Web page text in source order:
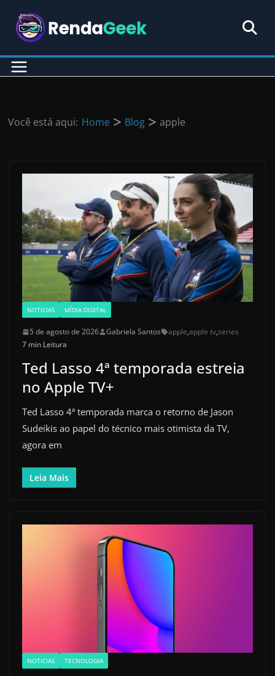
para
conteúdo
Você está aqui: Home Blog apple
NOTICIAS MÍDIA DIGITAL
5 de agosto de 2026 Gabriela Santos apple,apple tv,series
7 min Leitura
Ted Lasso 4ª temporada estreia
no Apple TV+
Ted Lasso 4ª temporada marca o retorno de Jason
Sudeikis ao papel do técnico mais otimista da TV,
agora em
Leia Mais
NOTICIAS TECNOLOGIA